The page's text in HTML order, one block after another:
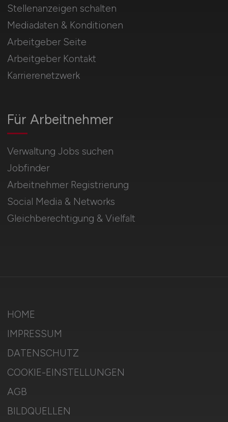
Für Arbeitnehmer
Verwaltung Jobs suchen
Jobfinder
Arbeitnehmer Registrierung
Social Media & Networks
Gleichberechtigung & Vielfalt
Stellenanzeigen schalten
Mediadaten & Konditionen
Arbeitgeber Seite
Arbeitgeber Kontakt
Karrierenetzwerk
HOME
IMPRESSUM
DATENSCHUTZ
COOKIE-EINSTELLUNGEN
AGB
BILDQUELLEN